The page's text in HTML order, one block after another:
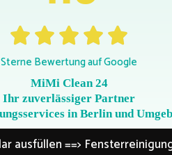
Sterne Bewertung auf Google
MiMi Clean 24
Ihr zuverlässiger Partner
in Berlin und
ausfüllen ==>